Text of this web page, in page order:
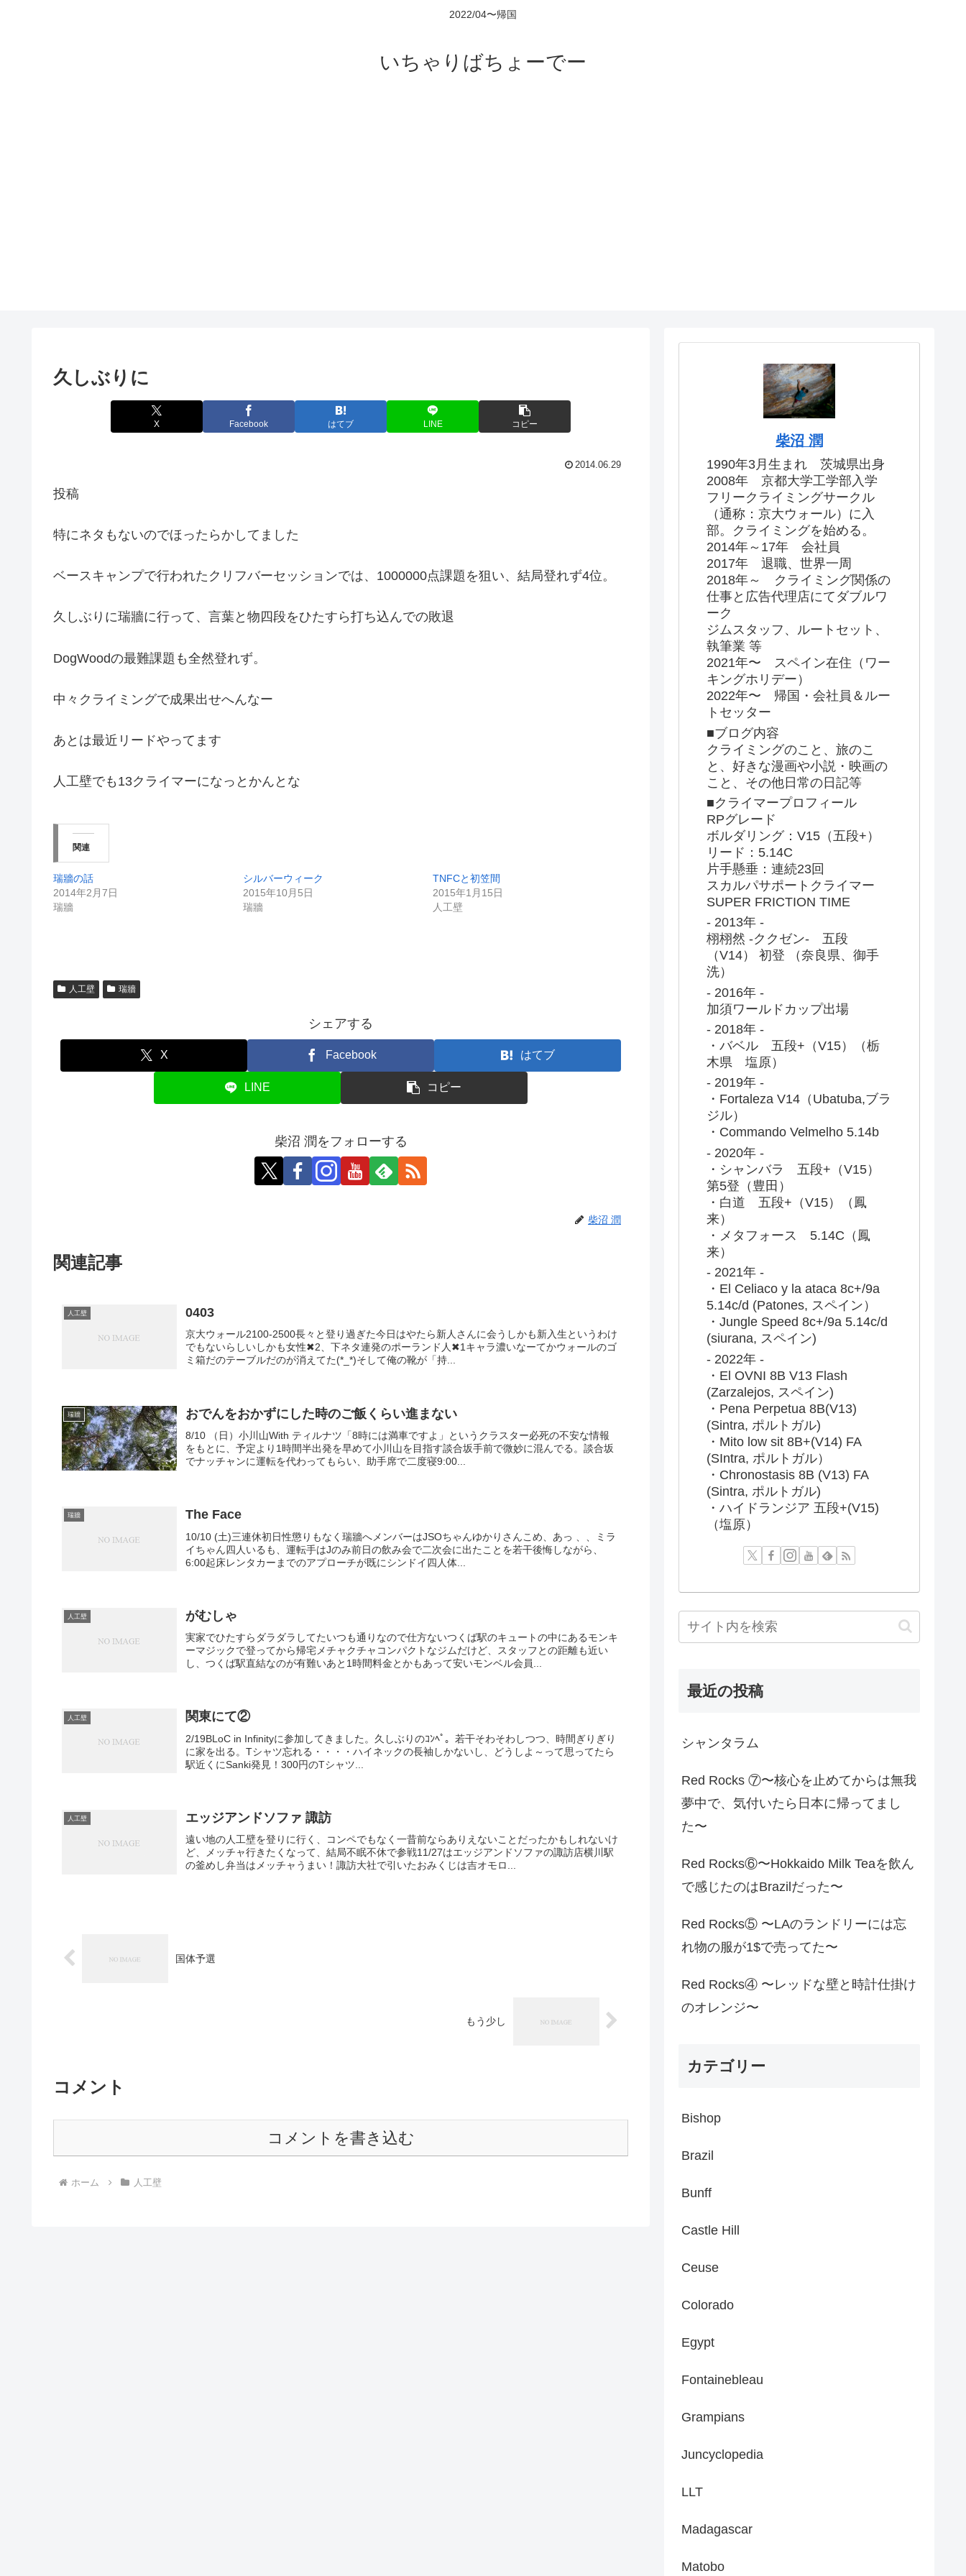
2022/04〜帰国
いちゃりばちょーでー
久しぶりに
X Facebook はてブ LINE コピー
2014.06.29
投稿
特にネタもないのでほったらかしてました
ベースキャンプで行われたクリフバーセッションでは、1000000点課題を狙い、結局登れず4位。
久しぶりに瑞牆に行って、言葉と物四段をひたすら打ち込んでの敗退
DogWoodの最難課題も全然登れず。
中々クライミングで成果出せへんなー
あとは最近リードやってます
人工壁でも13クライマーになっとかんとな
関連
瑞牆の話
2014年2月7日
瑞牆
シルバーウィーク
2015年10月5日
瑞牆
TNFCと初笠間
2015年1月15日
人工壁
人工壁 瑞牆
シェアする
X Facebook はてブ
LINE コピー
柴沼 潤をフォローする
柴沼 潤
関連記事
人工壁 0403
京大ウォール2100-2500長々と登り過ぎた今日はやたら新人さんに会うしかも新入生というわけ
でもないらしいしかも女性✖2、下ネタ連発のポーランド人✖1キャラ濃いなーてかウォールのゴ
ミ箱だのテーブルだのが消えてた(*_*)そして俺の靴が「持...
瑞牆 おでんをおかずにした時のご飯くらい進まない
8/10 （日）小川山With ティルナツ「8時には満車ですよ」というクラスター必死の不安な情報
をもとに、予定より1時間半出発を早めて小川山を目指す談合坂手前で微妙に混んでる。談合坂
でナッチャンに運転を代わってもらい、助手席で二度寝9:00...
瑞牆 The Face
10/10 (土)三連休初日性懲りもなく瑞牆へメンバーはJSOちゃんゆかりさんこめ、あっ 、、ミラ
イちゃん四人いるも、運転手はJのみ前日の飲み会で二次会に出たことを若干後悔しながら、
6:00起床レンタカーまでのアプローチが既にシンドイ四人体...
人工壁 がむしゃ
実家でひたすらダラダラしてたいつも通りなので仕方ないつくば駅のキュートの中にあるモンキ
ーマジックで登ってから帰宅メチャクチャコンパクトなジムだけど、スタッフとの距離も近い
し、つくば駅直結なのが有難いあと1時間料金とかもあって安いモンベル会員...
人工壁 関東にて②
2/19BLoC in Infinityに参加してきました。久しぶりのｺﾝﾍﾟ。若干そわそわしつつ、時間ぎりぎり
に家を出る。Tシャツ忘れる・・・・ハイネックの長袖しかないし、どうしよ～って思ってたら
駅近くにSanki発見！300円のTシャツ...
人工壁 エッジアンドソファ 諏訪
遠い地の人工壁を登りに行く、コンペでもなく一昔前ならありえないことだったかもしれないけ
ど、メッチャ行きたくなって、結局不眠不休で参戦11/27はエッジアンドソファの諏訪店横川駅
の釜めし弁当はメッチャうまい！諏訪大社で引いたおみくじは吉オモロ...
国体予選
もう少し
コメント
コメントを書き込む
ホーム 人工壁
柴沼 潤
1990年3月生まれ 茨城県出身
2008年 京都大学工学部入学
フリークライミングサークル
（通称：京大ウォール）に入
部。クライミングを始める。
2014年～17年 会社員
2017年 退職、世界一周
2018年～ クライミング関係の
仕事と広告代理店にてダブルワ
ーク
ジムスタッフ、ルートセット、
執筆業 等
2021年〜 スペイン在住（ワー
キングホリデー）
2022年〜 帰国・会社員＆ルー
トセッター
■ブログ内容
クライミングのこと、旅のこ
と、好きな漫画や小説・映画の
こと、その他日常の日記等
■クライマープロフィール
RPグレード
ボルダリング：V15（五段+）
リード：5.14C
片手懸垂：連続23回
スカルパサポートクライマー
SUPER FRICTION TIME
- 2013年 -
栩栩然 -ククゼン- 五段
（V14） 初登 （奈良県、御手
洗）
- 2016年 -
加須ワールドカップ出場
- 2018年 -
・バベル 五段+（V15）（栃
木県 塩原）
- 2019年 -
・Fortaleza V14（Ubatuba,ブラ
ジル）
・Commando Velmelho 5.14b
- 2020年 -
・シャンバラ 五段+（V15）
第5登（豊田）
・白道 五段+（V15）（鳳
来）
・メタフォース 5.14C（鳳
来）
- 2021年 -
・El Celiaco y la ataca 8c+/9a
5.14c/d (Patones, スペイン）
・Jungle Speed 8c+/9a 5.14c/d
(siurana, スペイン)
- 2022年 -
・El OVNI 8B V13 Flash
(Zarzalejos, スペイン)
・Pena Perpetua 8B(V13)
(Sintra, ポルトガル)
・Mito low sit 8B+(V14) FA
(SIntra, ポルトガル）
・Chronostasis 8B (V13) FA
(Sintra, ポルトガル)
・ハイドランジア 五段+(V15)
（塩原）
最近の投稿
シャンタラム
Red Rocks ⑦〜核心を止めてからは無我
夢中で、気付いたら日本に帰ってまし
た〜
Red Rocks⑥〜Hokkaido Milk Teaを飲ん
で感じたのはBrazilだった〜
Red Rocks⑤ 〜LAのランドリーには忘
れ物の服が1$で売ってた〜
Red Rocks④ 〜レッドな壁と時計仕掛け
のオレンジ〜
カテゴリー
Bishop
Brazil
Bunff
Castle Hill
Ceuse
Colorado
Egypt
Fontainebleau
Grampians
Juncyclopedia
LLT
Madagascar
Matobo